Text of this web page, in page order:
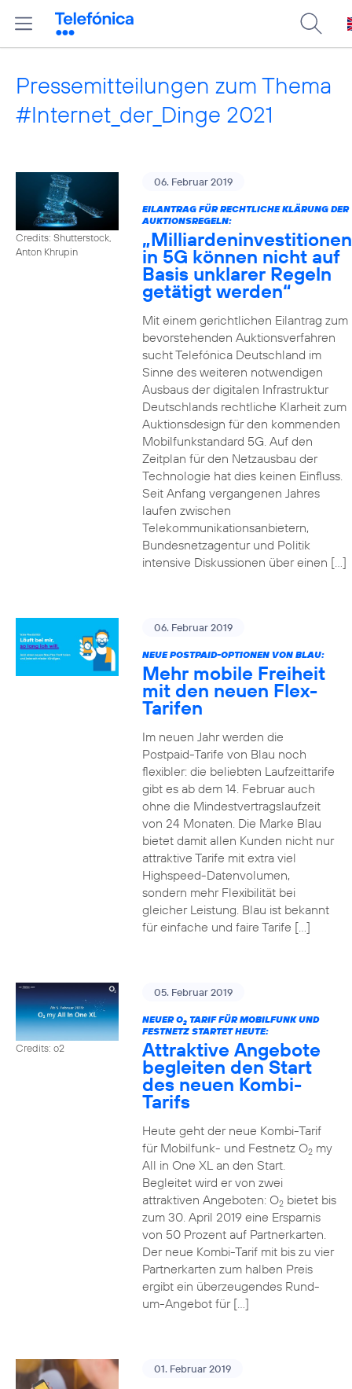
Pressemitteilungen zum Thema
#Internet_der_Dinge 2021
Credits: Shutterstock,
Anton Khrupin
06. Februar 2019
EILANTRAG FÜR RECHTLICHE KLÄRUNG DER
AUKTIONSREGELN:
„Milliardeninvestitionen
in 5G können nicht auf
Basis unklarer Regeln
getätigt werden“
Mit einem gerichtlichen Eilantrag zum
bevorstehenden Auktionsverfahren
sucht Telefónica Deutschland im
Sinne des weiteren notwendigen
Ausbaus der digitalen Infrastruktur
Deutschlands rechtliche Klarheit zum
Auktionsdesign für den kommenden
Mobilfunkstandard 5G. Auf den
Zeitplan für den Netzausbau der
Technologie hat dies keinen Einfluss.
Seit Anfang vergangenen Jahres
laufen zwischen
Telekommunikationsanbietern,
Bundesnetzagentur und Politik
intensive Diskussionen über einen […]
06. Februar 2019
NEUE POSTPAID-OPTIONEN VON BLAU:
Mehr mobile Freiheit
mit den neuen Flex-
Tarifen
Im neuen Jahr werden die
Postpaid-Tarife von Blau noch
flexibler: die beliebten Laufzeittarife
gibt es ab dem 14. Februar auch
ohne die Mindestvertragslaufzeit
von 24 Monaten. Die Marke Blau
bietet damit allen Kunden nicht nur
attraktive Tarife mit extra viel
Highspeed-Datenvolumen,
sondern mehr Flexibilität bei
gleicher Leistung. Blau ist bekannt
für einfache und faire Tarife […]
Credits: o2
05. Februar 2019
NEUER O2TARIF FÜR MOBILFUNK UND
FESTNETZ STARTET HEUTE:
Attraktive Angebote
begleiten den Start
des neuen Kombi-
Tarifs
Heute geht der neue Kombi-Tarif
für Mobilfunk- und Festnetz O2my
All in One XL an den Start.
Begleitet wird er von zwei
attraktiven Angeboten: O2bietet bis
zum 30. April 2019 eine Ersparnis
von 50 Prozent auf Partnerkarten.
Der neue Kombi-Tarif mit bis zu vier
Partnerkarten zum halben Preis
ergibt ein überzeugendes Rund-
um-Angebot für […]
01. Februar 2019